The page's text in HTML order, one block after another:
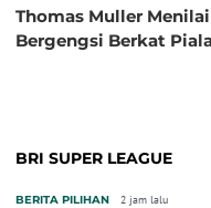
Thomas Muller
Bergengsi Berkat
BRI SUPER LEAGUE
BERITA PILIHAN 2 jam lalu